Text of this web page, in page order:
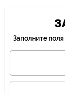
Заполните